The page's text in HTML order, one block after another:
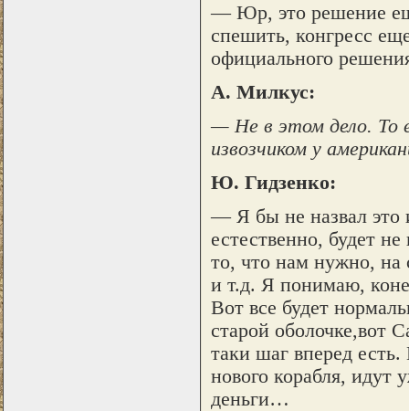
— Юр, это решение
спешить, конгресс
официального
А. Милкус:
— Не в этом дело. То
извозчиком у
Ю. Гидзенко:
— Я бы не назвал это
естественно, будет
то, что нам нужно, на
и т.д. Я понимаю,
Вот все будет
старой оболочке,вот
таки шаг вперед
нового корабля, идут
деньги…